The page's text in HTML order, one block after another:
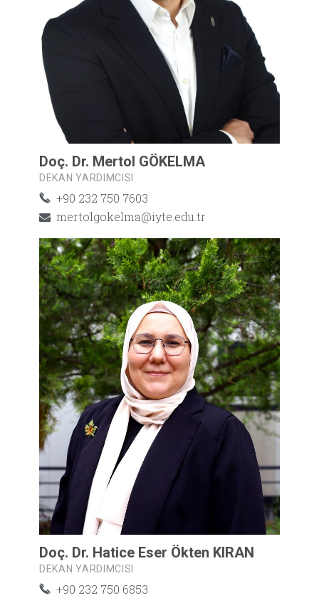
Doç. Dr. Mertol GÖKELMA
DEKAN YARDIMCISI
+90 232 750 7603
mertolgokelma@iyte.edu.tr
Doç. Dr. Hatice Eser Ökten KIRAN
DEKAN YARDIMCISI
+90 232 750 6853